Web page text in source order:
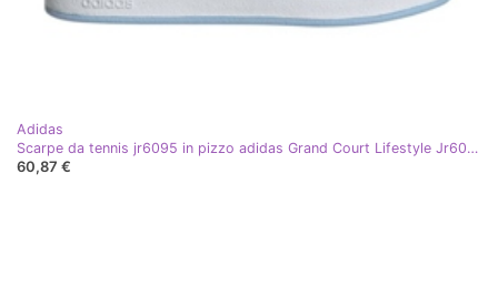
Adidas
Scarpe da tennis jr6095 in pizzo adidas Grand Court Lifestyle Jr6095
60,87 €